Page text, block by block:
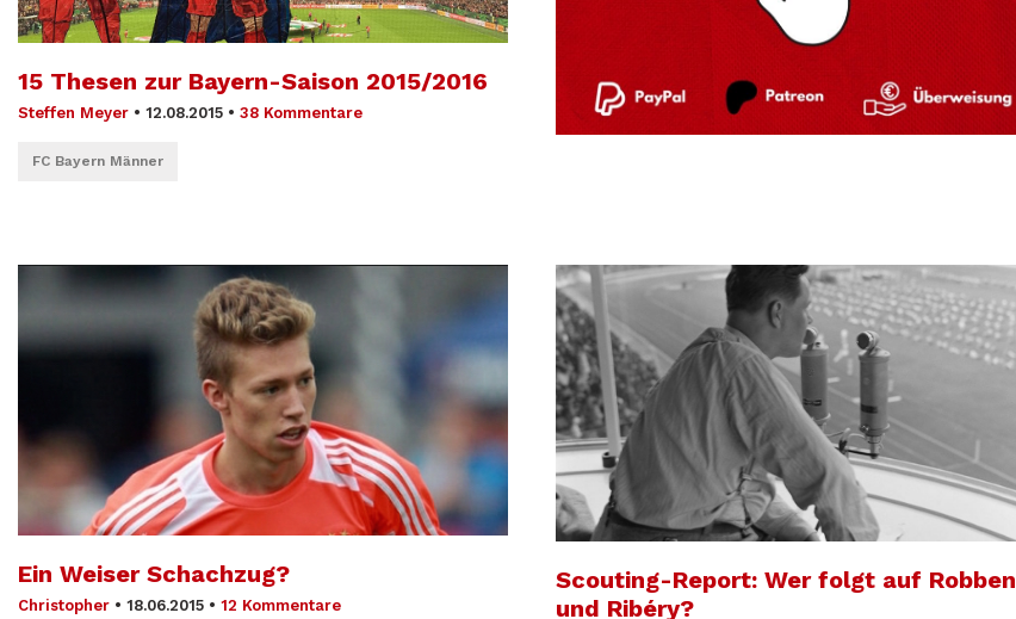
15 Thesen zur Bayern-Saison 2015/2016
Steffen Meyer • 12.08.2015 • 38 Kommentare
FC Bayern Männer
Ein Weiser Schachzug?
Christopher • 18.06.2015 • 12 Kommentare
Scouting-Report: Wer folgt auf Robben
und Ribéry?